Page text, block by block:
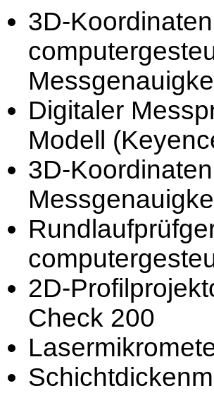
3D-
Digitaler
Modell
3D-
2D-
Check 200